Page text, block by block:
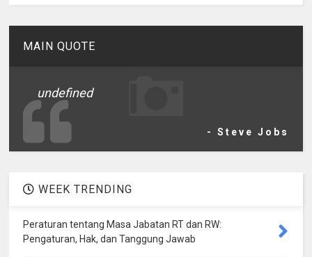
MAIN QUOTE
undefined
- Steve Jobs
WEEK TRENDING
Peraturan tentang Masa Jabatan RT dan RW:
Pengaturan, Hak, dan Tanggung Jawab